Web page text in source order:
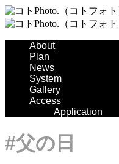
About
Plan
News
System
Gallery
Access
Application
#父の日